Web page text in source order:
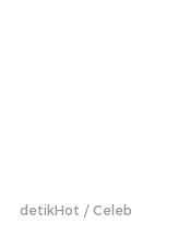
detikHot Celeb